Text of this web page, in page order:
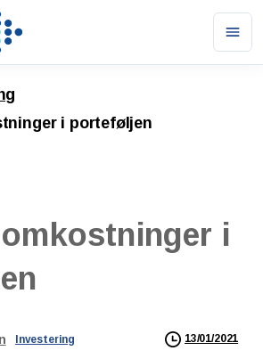
i porteføljen
omkostninger i
Investering 13/01/2021